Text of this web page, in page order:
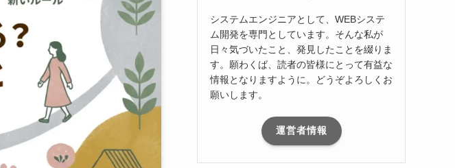
システムエンジニアとして、WEBシステ
ム開発を専門としています。そんな私が
日々気づいたこと、発見したことを綴りま
す。願わくば、読者の皆様にとって有益な
情報となりますように。どうぞよろしくお
願いします。
運営者情報